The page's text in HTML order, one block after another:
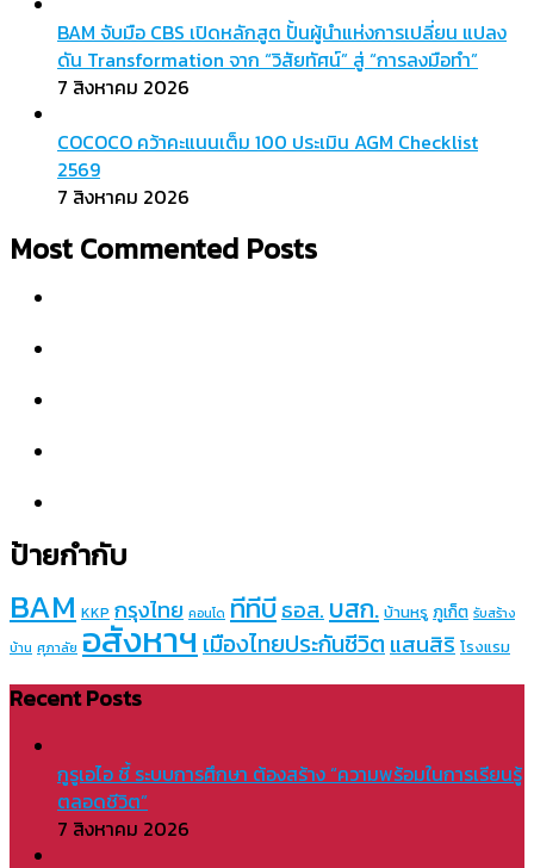
BAM จับมือ CBS เปิดหลักสูต ปั้นผู้นำแห่งการเปลี่ยน แปลง
ดัน Transformation จาก “วิสัยทัศน์” สู่ “การลงมือทำ”
7 สิงหาคม 2026
COCOCO คว้าคะแนนเต็ม 100 ประเมิน AGM Checklist
2569
7 สิงหาคม 2026
Most Commented Posts
ป้ายกำกับ
BAM KKP กรุงไทย คอนโด ทีทีบีธอส. บสก. บ้านหรู ภูเก็ต รับสร้าง
บ้าน ศุภาลัย อสังหาฯเมืองไทยประกันชีวิต แสนสิริ โรงแรม
Recent Posts
กูรูเอไอ ชี้ ระบบการศึกษา ต้องสร้าง “ความพร้อมในการเรียนรู้
ตลอดชีวิต”
7 สิงหาคม 2026